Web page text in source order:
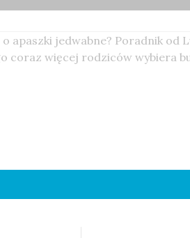
o apaszki jedwabne? Poradnik od
coraz więcej rodziców wybiera